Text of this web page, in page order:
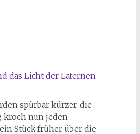
das Licht der Laternen
spürbar kürzer, die
kroch nun jeden
Stück früher über die